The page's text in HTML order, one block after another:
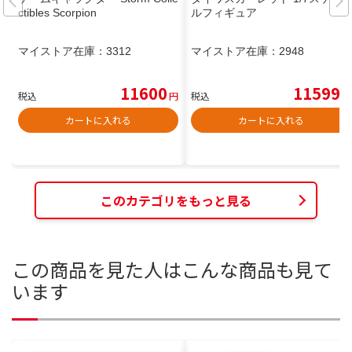
ctibles Scorpion
マイストア在庫： 3312
税込 11600円
カートに入れる
ルフィギュア
マイストア在庫： 2948
税込 11599
カートに入れる
このカテゴリをもっと見る
この商品を見た人はこんな商品も見て
います